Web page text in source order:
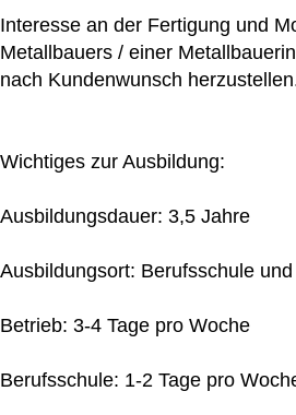
Interesse an der Fertigung und
Metallbauers / einer
nach Kundenwunsch
Wichtiges zur Ausbildung:
Ausbildungsdauer: 3,5 Jahre
Ausbildungsort: Berufsschule
Betrieb: 3-4 Tage pro Woche
Berufsschule: 1-2 Tage pro